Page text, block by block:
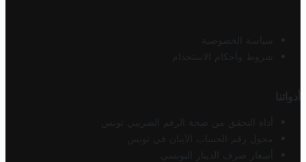
سياسة الخصوصية
شروط وأحكام الاستخدام
أدواتنا
أداة التحقق من صحة الرقم الضريبي تونس
محول رقم الحساب الآيبان في تونس
أسعار صرف الدينار التونسي